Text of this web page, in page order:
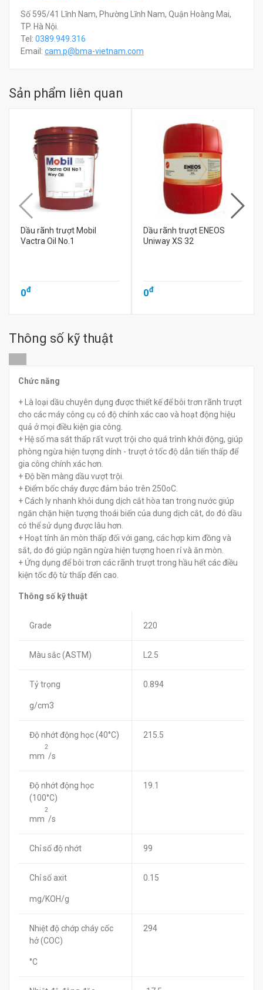
Số 595/41 Lĩnh Nam, Phường Lĩnh Nam, Quận Hoàng Mai,
TP. Hà Nội.
Tel: 0389.949.316
Email: cam.p@bma-vietnam.com
Sản phẩm liên quan
Dầu rãnh trượt Mobil
Vactra Oil No.1
0đ
Dầu rãnh trượt ENEOS
Uniway XS 32
0đ
Thông số kỹ thuật
Chức năng
+ Là loại dầu chuyên dụng được thiết kế để bôi trơn rãnh trượt
cho các máy công cụ có độ chính xác cao và hoạt động hiệu
quả ở mọi điều kiện gia công.
+ Hệ số ma sát thấp rất vượt trội cho quá trình khởi động, giúp
phòng ngừa hiện tượng dính - trượt ở tốc độ dẫn tiến thấp để
gia công chính xác hơn.
+ Độ bền màng dầu vượt trội.
+ Điểm bốc cháy được đảm bảo trên 250oC.
+ Cách ly nhanh khỏi dung dịch cắt hòa tan trong nước giúp
ngăn chặn hiện tượng thoái biến của dung dịch cắt, do đó dầu
có thể sử dụng được lâu hơn.
+ Hoạt tính ăn mòn thấp đối với gang, các hợp kim đồng và
sắt, do đó giúp ngăn ngừa hiện tượng hoen rỉ và ăn mòn.
+ Ứng dụng để bôi trơn các rãnh trượt trong hầu hết các điều
kiện tốc độ từ thấp đến cao.
Thông số kỹ thuật
Grade 220
Màu sắc (ASTM) L2.5
Tỷ trọng
g/cm3
0.894
Độ nhớt động học (40°C)
mm
2
/s
215.5
Độ nhớt động học
(100°C)
mm
2
/s
19.1
Chỉ số độ nhớt 99
Chỉ số axit
mg/KOH/g
0.15
Nhiệt độ chớp cháy cốc
hở (COC)
°C
294